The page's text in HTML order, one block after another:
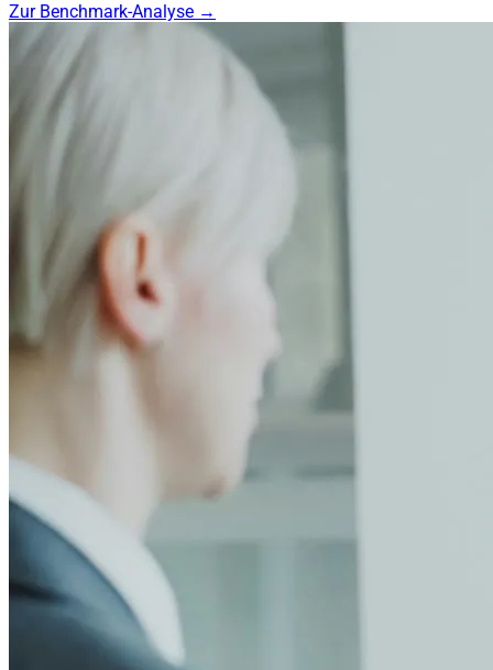
Zur Benchmark-Analyse →